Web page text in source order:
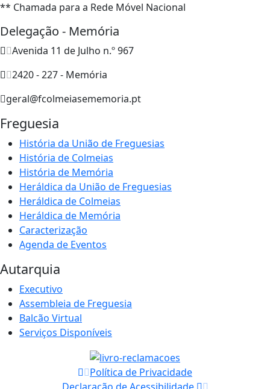
** Chamada para a Rede Móvel Nacional
Delegação - Memória
Avenida 11 de Julho n.º 967
2420 - 227 - Memória
geral@fcolmeiasememoria.pt
Freguesia
História da União de Freguesias
História de Colmeias
História de Memória
Heráldica da União de Freguesias
Heráldica de Colmeias
Heráldica de Memória
Caracterização
Agenda de Eventos
Autarquia
Executivo
Assembleia de Freguesia
Balcão Virtual
Serviços Disponíveis
Política de Privacidade